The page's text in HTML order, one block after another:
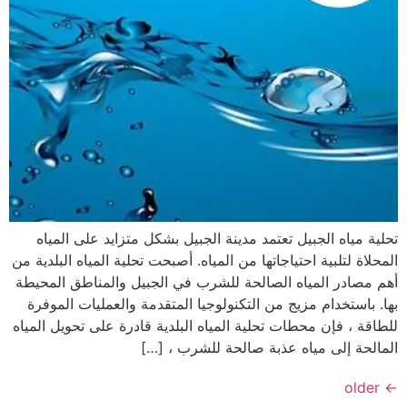
تحلية مياه الجبيل تعتمد مدينة الجبيل بشكل متزايد على المياه
المحلاة لتلبية احتياجاتها من المياه. أصبحت تحلية المياه البلدية من
أهم مصادر المياه الصالحة للشرب في الجبيل والمناطق المحيطة
بها. باستخدام مزيج من التكنولوجيا المتقدمة والعمليات الموفرة
للطاقة ، فإن محطات تحلية المياه البلدية قادرة على تحويل المياه
المالحة إلى مياه عذبة صالحة للشرب ، […]
←